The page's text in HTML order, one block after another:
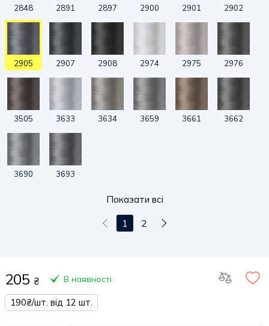
2848 2891 2897 2900 2901 2902
2905 2907 2908 2974 2975 2976
3505 3633 3634 3659 3661 3662
3690 3693
Показати всі
1 2
205 ₴ В наявності
190₴/шт. від 12 шт.